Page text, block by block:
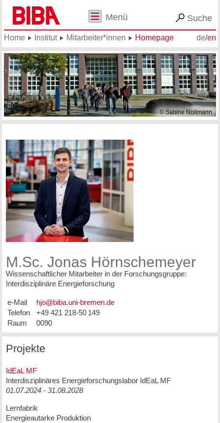
Menü Suche
de/en
Home Institut Mitarbeiter*innen Homepage
© Sabine Nollmann
M.Sc. Jonas Hörnschemeyer
Wissenschaftlicher Mitarbeiter in der Forschungsgruppe:
Interdisziplinäre Energieforschung
e-Mail
Telefon
+49 421 218-50 149
Raum
0090
Projekte
IdEaL MF
Interdisziplinäres Energieforschungslabor IdEaL MF
01.07.2024 - 31.08.2028
Lernfabrik
Energieautarke Produktion